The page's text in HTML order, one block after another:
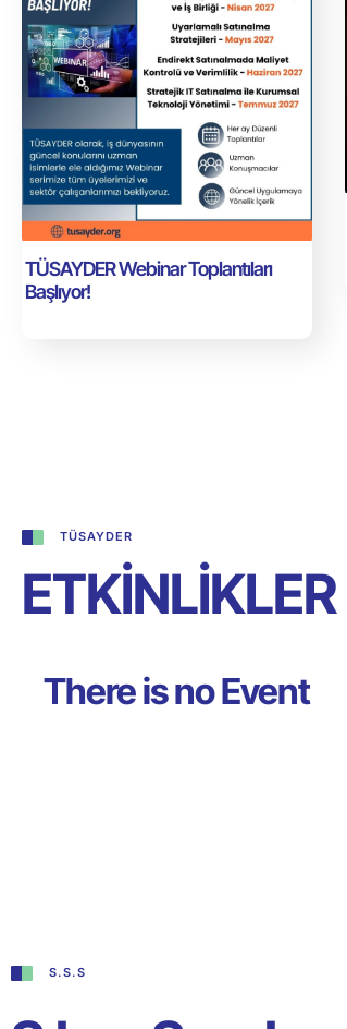
TÜSAYDER Webinar Toplantıları
Başlıyor!
TÜSAYDER
ETKİNLİKLER
There is no Event
S.S.S